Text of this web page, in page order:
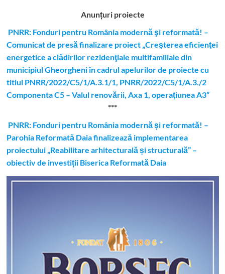
Anunțuri proiecte
PNRR: Fonduri pentru România modernă şi reformată! –
Comunicat de presă finalizare proiect „Creşterea eficienţei
energetice a clădirilor rezidenţiale multifamiliale din
municipiul Gheorgheni în cadrul apelurilor de proiecte cu
titlul PNRR/2022/C5/1/A.3.1/1, PNRR/2022/C5/1/A.3./2
Componenta C5 – Valul renovării, Axa 1, operaţiunea A3”
***
PNRR: Fonduri pentru România modernă și reformată! –
Parohia Reformată Daia finalizează implementarea
proiectului „Reabilitare arhitecturală și structurală” –
obiectiv de investiții Biserica Reformată Daia